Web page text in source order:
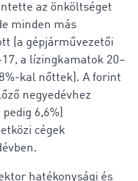
az önköltséget
minden más
(a gépjárművezetői
a lízingkamatok 20–
kal nőttek). A forint
negyedévhez
6,6%)
cégek
hatékonysági és